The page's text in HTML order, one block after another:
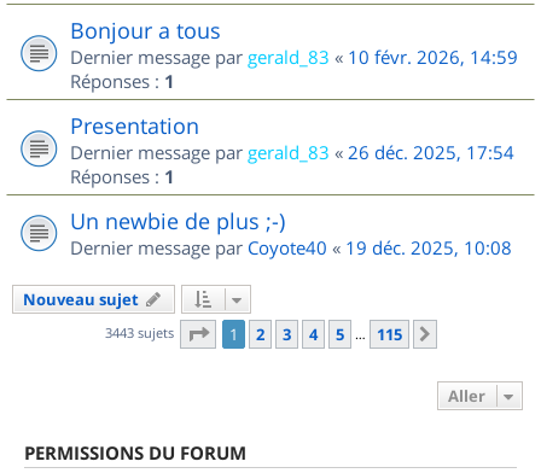
Bonjour a tous
Dernier message par gerald_83 « 10 févr. 2026, 14:59
Réponses : 1
Presentation
Dernier message par gerald_83 « 26 déc. 2025, 17:54
Réponses : 1
Un newbie de plus ;-)
Dernier message par Coyote40 « 19 déc. 2025, 10:08
Nouveau sujet
3443 sujets Page 1sur 115
1 2 3 4 5 … 115
Aller
PERMISSIONS DU FORUM